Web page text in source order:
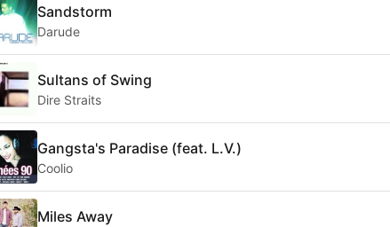
Sandstorm
Darude
Sultans of Swing
Dire Straits
Gangsta's Paradise (feat. L.V.)
Coolio
Miles Away